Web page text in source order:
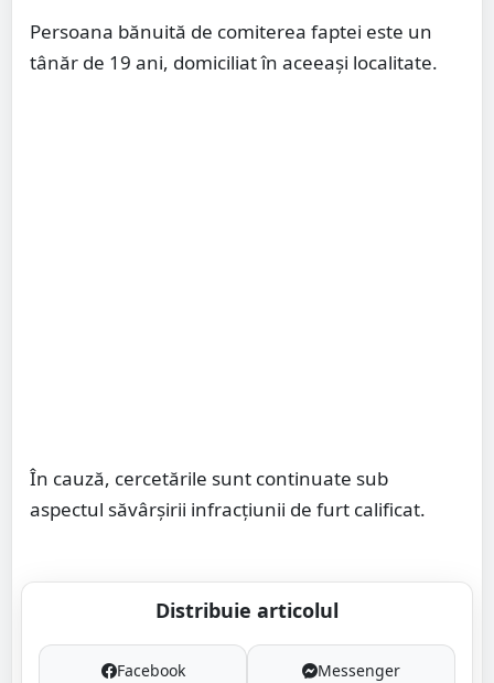
Persoana bănuită de comiterea faptei este un
tânăr de 19 ani, domiciliat în aceeași localitate.
În cauză, cercetările sunt continuate sub
aspectul săvârșirii infracțiunii de furt calificat.
Distribuie articolul
Facebook Messenger